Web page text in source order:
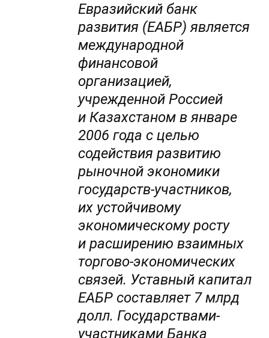
Евразийский банк
развития (ЕАБР) является
международной
финансовой
организацией,
учрежденной Россией
и Казахстаном в январе
2006 года с целью
содействия развитию
рыночной экономики
государств-участников,
их устойчивому
экономическому росту
и расширению взаимных
торгово-экономических
связей. Уставный капитал
ЕАБР составляет 7 млрд
долл. Государствами-
участниками Банка